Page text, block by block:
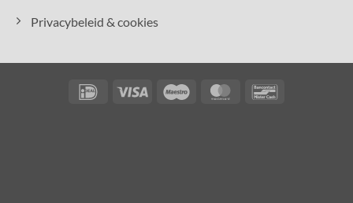
Privacybeleid & cookies
IDeal Visa Maestro MasterCard